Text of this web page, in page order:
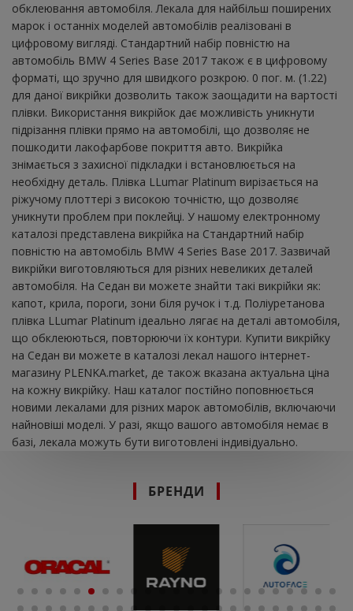
обклеювання автомобіля. Лекала для найбільш поширених
марок і останніх моделей автомобілів реалізовані в
цифровому вигляді. Стандартний набір повністю на
автомобіль BMW 4 Series Base 2017 також є в цифровому
форматі, що зручно для швидкого розкрою. 0 пог. м. (1.22)
для даної викрійки дозволить також заощадити на вартості
плівки. Використання викрійок дає можливість уникнути
підрізання плівки прямо на автомобілі, що дозволяє не
пошкодити лакофарбове покриття авто. Викрійка
знімається з захисної підкладки і встановлюється на
необхідну деталь. Плівка LLumar Platinum вирізається на
ріжучому плоттері з високою точністю, що дозволяє
уникнути проблем при поклейці. У нашому електронному
каталозі представлена ​​викрійка на Стандартний набір
повністю на автомобіль BMW 4 Series Base 2017. Зазвичай
викрійки виготовляються для різних невеликих деталей
автомобіля. На Седан ви можете знайти такі викрійки як:
капот, крила, пороги, зони біля ручок і т.д. Поліуретанова
плівка LLumar Platinum ідеально лягає на деталі автомобіля,
що обклеюються, повторюючи їх контури. Купити викрійку
на Седан ви можете в каталозі лекал нашого інтернет-
магазину PLENKA.market, де також вказана актуальна ціна
на кожну викрійку. Наш каталог постійно поповнюється
новими лекалами для різних марок автомобілів, включаючи
найновіші моделі. У разі, якщо вашого автомобіля немає в
базі, лекала можуть бути виготовлені індивідуально.
БРЕНДИ